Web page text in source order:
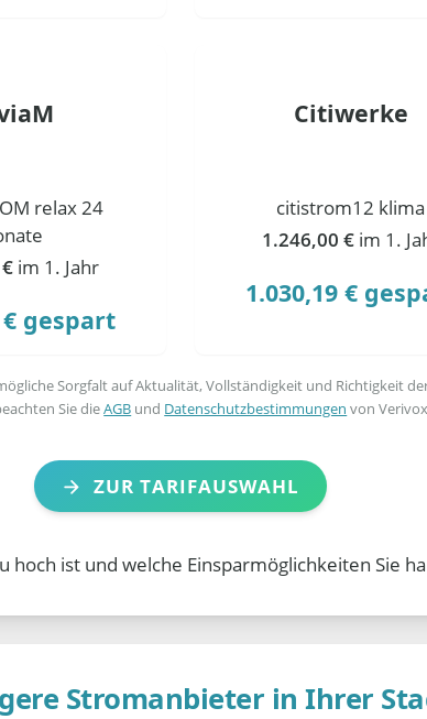
relax 24
im 1. Jahr
€ gespart
Citiwerke
citistrom12 klima
1.246,00 € im 1.
1.030,19 €
Sorgfalt auf Aktualität, Vollständigkeit und Richtigkeit
Sie dieAGB und Datenschutzbestimmungen von
ZUR TARIFAUSWAHL
hoch ist und welche Einsparmöglichkeiten Sie
Stromanbieter in Ihrer